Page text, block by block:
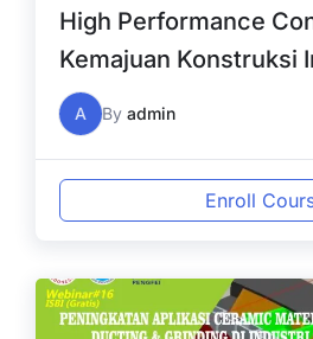
High Performance
Kemajuan Konstruksi
A By admin
Enroll